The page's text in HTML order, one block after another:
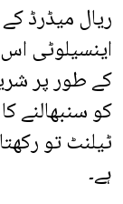
ریال میڈرڈ
اینسیلوٹی
کے طور پر
کو سنبھالنے
ٹیلنٹ تو
ہے۔